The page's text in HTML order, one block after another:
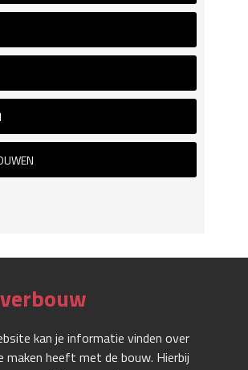
kan je informatie vinden over
maken heeft met de bouw. Hierbij